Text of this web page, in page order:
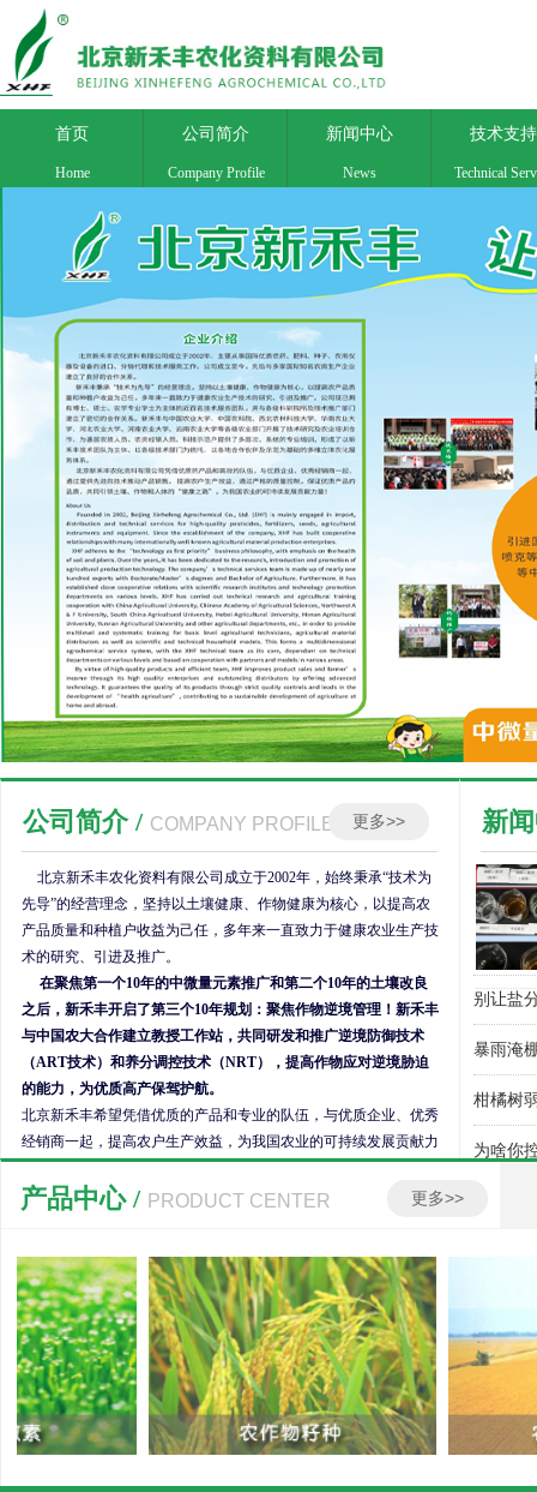
首页 公司简介 新闻中心 技术支持
Home Company Profile News Technical
公司简介 / COMPANY PROFILE 更多>>
北京新禾丰农化资料有限公司成立于2002年，始终秉承“技术为
先导”的经营理念，坚持以土壤健康、作物健康为核心，以提高农
产品质量和种植户收益为己任，多年来一直致力于健康农业生产技
术的研究、引进及推广。
在聚焦第一个10年的中微量元素推广和第二个10年的土壤改良
之后，新禾丰开启了第三个10年规划：聚焦作物逆境管理！新禾丰
与中国农大合作建立教授工作站，共同研发和推广逆境防御技术
（ART技术）和养分调控技术（NRT），提高作物应对逆境胁迫
的能力，为优质高产保驾护航。
北京新禾丰希望凭借优质的产品和专业的队伍，与优质企业、优秀
经销商一起，提高农户生产效益，为我国农业的可持续发展贡献力
新
硅肥是
葡萄品
别让盐
暴雨淹
柑橘树
为啥你
草莓育
豆角多
安嘉纯
复壮提
低温多
安嘉纯
氨膨达
安嘉纯
产品中心 / PRODUCT CENTER 更多>>